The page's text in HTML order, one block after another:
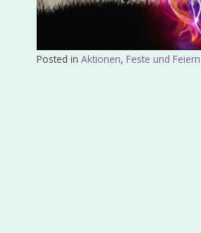
Posted in Aktionen, Feste und Feiern